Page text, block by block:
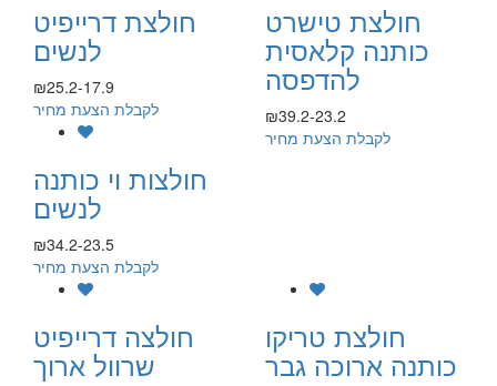
חולצת טישרט
כותנה קלאסית
להדפסה
₪39.2-23.2
לקבלת הצעת מחיר
חולצת דרייפיט
לנשים
₪25.2-17.9
לקבלת הצעת מחיר
חולצות וי כותנה
לנשים
₪34.2-23.5
לקבלת הצעת מחיר
חולצת טריקו
כותנה ארוכה גבר
חולצה דרייפיט
שרוול ארוך